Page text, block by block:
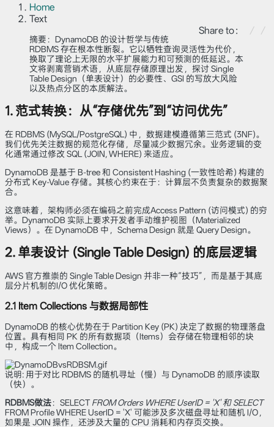
Home
Text
Share to：
摘要：DynamoDB 的设计哲学与传统
RDBMS 存在根本性断裂。它以牺牲查询灵活性为代价，
换取了理论上无限的水平扩展能力和可预测的低延迟。本
文将剥离营销术语，从底层存储原理出发，探讨 Single
Table Design（单表设计）的必要性、GSI 的写放大风险
以及热点分区的本质解法。
1. 范式转换：从“存储优先”到“访问优先”
在 RDBMS (MySQL/PostgreSQL) 中，数据建模遵循第三范式 (3NF)。
我们优先关注数据的规范化存储，尽量减少数据冗余。业务逻辑的变
化通常通过修改 SQL (JOIN, WHERE) 来适应。
DynamoDB 是基于 B-tree 和 Consistent Hashing (一致性哈希) 构建的
分布式 Key-Value 存储。其核心约束在于：计算层不负责复杂的数据聚
合。
这意味着，架构师必须在编码之前完成Access Pattern (访问模式) 的穷
举。DynamoDB 实际上要求开发者手动维护视图（Materialized
Views）。在 DynamoDB 中，Schema Design 就是 Query Design。
2. 单表设计 (Single Table Design) 的底层逻辑
AWS 官方推崇的 Single Table Design 并非一种“技巧”，而是基于其底
层分片机制的I/O 优化策略。
2.1 Item Collections 与数据局部性
DynamoDB 的核心优势在于 Partition Key (PK) 决定了数据的物理落盘
位置。具有相同 PK 的所有数据项（Items）会存储在物理相邻的块
中，构成一个 Item Collection。
说明: 用于对比 RDBMS 的随机寻址（慢）与 DynamoDB 的顺序读取
（快）。
RDBMS做法：SELECTFROM Orders WHERE UserID = 'X' 和 SELECT
FROM Profile WHERE UserID = 'X' 可能涉及多次磁盘寻址和随机 I/O，
如果是 JOIN 操作，还涉及大量的 CPU 消耗和内存页交换。